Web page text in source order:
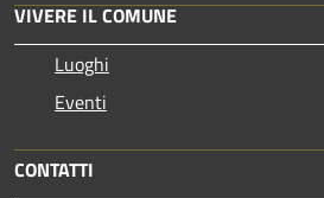
VIVERE IL COMUNE
Luoghi
Eventi
CONTATTI